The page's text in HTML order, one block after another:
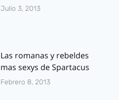
Julio 3, 2013
Las romanas y rebeldes
mas sexys de Spartacus
Febrero 8, 2013